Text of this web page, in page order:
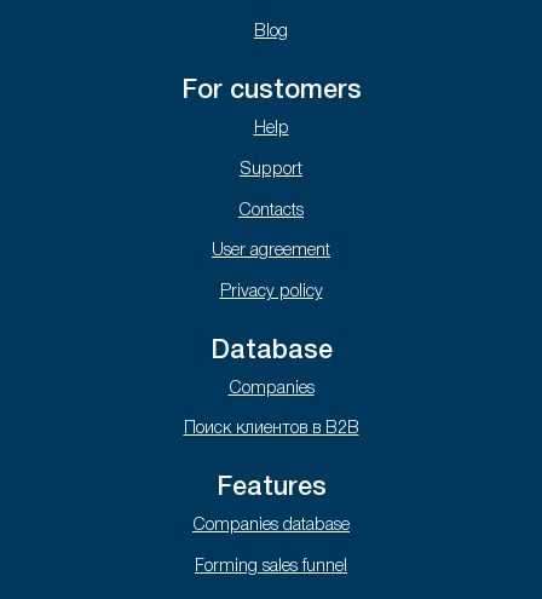
Blog
For customers
Help
Support
Contacts
User agreement
Privacy policy
Database
Companies
Поиск клиентов в B2B
Features
Companies database
Forming sales funnel